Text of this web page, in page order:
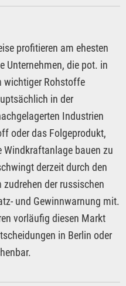
profitieren am ehesten
Unternehmen, die pot. in
wichtiger Rohstoffe
in der
Industrien
oder das Folgeprodukt,
bauen zu
derzeit durch den
der russischen
und Gewinnwarnung mit.
vorläufig diesen Markt
in Berlin oder